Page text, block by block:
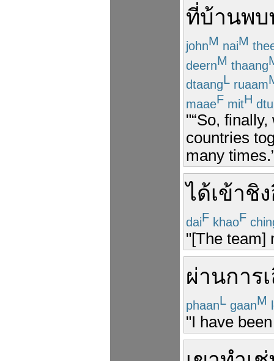
ที่บ้านพบ
johnM naiM
deernM thaang
dtaangL ruaam
maaeF mitH
"“So,
countries
many
ได้เข้าชิง
daiF khaoF
"[The team]
ผ่านการ
phaanL gaanM
"I have